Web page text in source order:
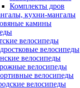
Комплекты дров
кухни-мангалы
камины
велосипеды
велосипеды
велосипеды
велосипеды
велосипеды
велосипеды